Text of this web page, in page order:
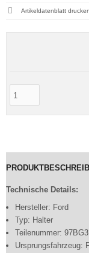
Artikeldatenblatt drucken
Technische Details:
Hersteller: Ford
Typ: Halter
Teilenummer:
Ursprungsfahrzeug: